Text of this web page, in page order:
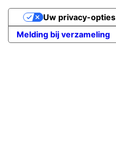
Melding bij verzameling
Uw privacy-opties